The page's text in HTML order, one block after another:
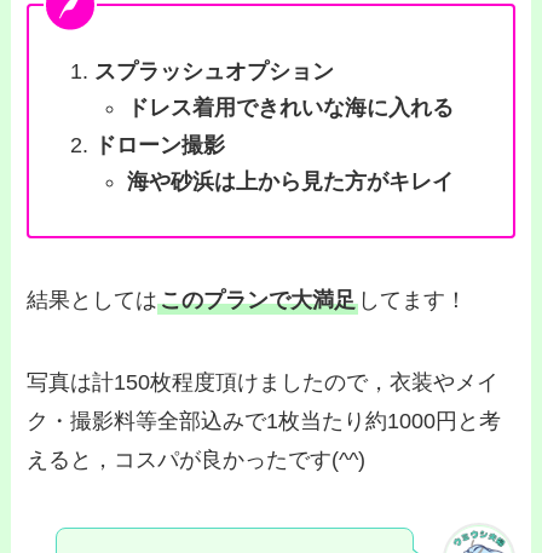
スプラッシュオプション
ドレス着用できれいな海に入れる
ドローン撮影
海や砂浜は上から見た方がキレイ
結果としてはこのプランで大満足 してます！
写真は計150枚程度頂けましたので，衣装やメイ
ク・撮影料等全部込みで1枚当たり約1000円と考
えると，コスパが良かったです(^^)